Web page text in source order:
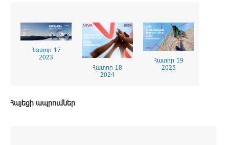
Հատոր 17
2023
Հատոր 18
2024
Հատոր 19
2025
Հայեցի ապրումներ